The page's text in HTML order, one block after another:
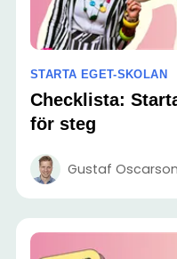
STARTA EGET-SKOLAN
Checklista:
för steg
Gustaf Oscarson